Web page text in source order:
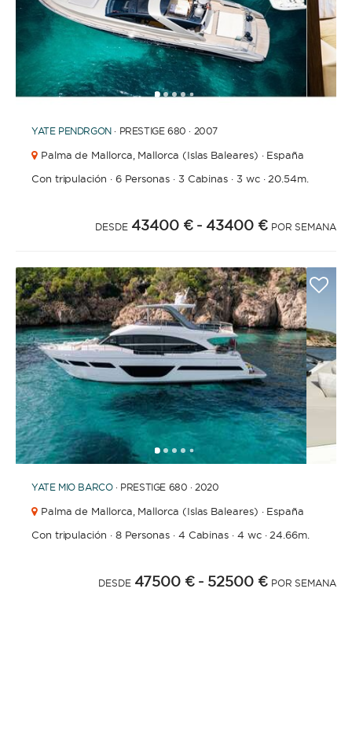
12345 67891011121314151617181920
21
YATE PENDRGON· PRESTIGE 680 · 2007
Palma de Mallorca, Mallorca (Islas Baleares) · España
Con tripulación · 6 Personas· 3 Cabinas · 3 wc· 20.54m.
DESDE 43400 € - 43400 € POR SEMANA
12345 131415161718
YATE MIO BARCO· PRESTIGE 680 · 2020
Palma de Mallorca, Mallorca (Islas Baleares) · España
Con tripulación · 8 Personas· 4 Cabinas · 4 wc· 24.66m.
DESDE 47500 € - 52500 € POR SEMANA